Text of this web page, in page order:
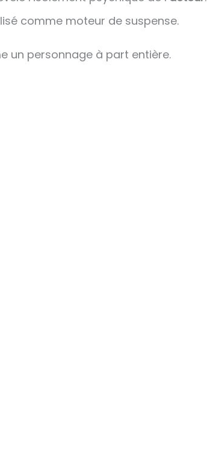
comme moteur de suspense.
un personnage à part entière.